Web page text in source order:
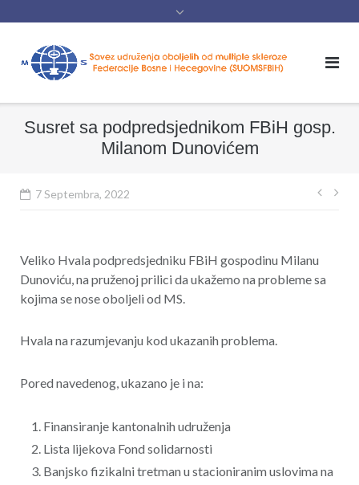
Susret sa podpredsjednikom FBiH gosp.
Milanom Dunovićem
7 Septembra, 2022
Veliko Hvala podpredsjedniku FBiH gospodinu Milanu
Dunoviću, na pruženoj prilici da ukažemo na probleme sa
kojima se nose oboljeli od MS.
Hvala na razumjevanju kod ukazanih problema.
Pored navedenog, ukazano je i na:
Finansiranje kantonalnih udruženja
Lista lijekova Fond solidarnosti
Banjsko fizikalni tretman u stacioniranim uslovima na